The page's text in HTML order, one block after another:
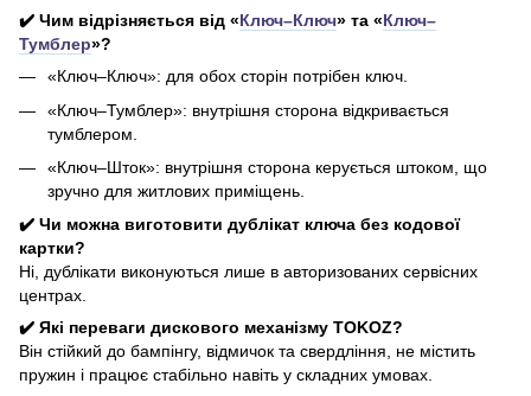
✔️ Чим відрізняється від «Ключ–Ключ» та «Ключ–
Тумблер»?
«Ключ–Ключ»: для обох сторін потрібен ключ.
«Ключ–Тумблер»: внутрішня сторона відкривається
тумблером.
«Ключ–Шток»: внутрішня сторона керується штоком, що
зручно для житлових приміщень.
✔️ Чи можна виготовити дублікат ключа без кодової
картки?
Ні, дублікати виконуються лише в авторизованих сервісних
центрах.
✔️ Які переваги дискового механізму TOKOZ?
Він стійкий до бампінгу, відмичок та свердління, не містить
пружин і працює стабільно навіть у складних умовах.